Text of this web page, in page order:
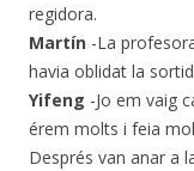
regidora.
Martín -La
havia oblidat la
Yifeng -Jo em vaig
érem molts i feia
Després van anar a